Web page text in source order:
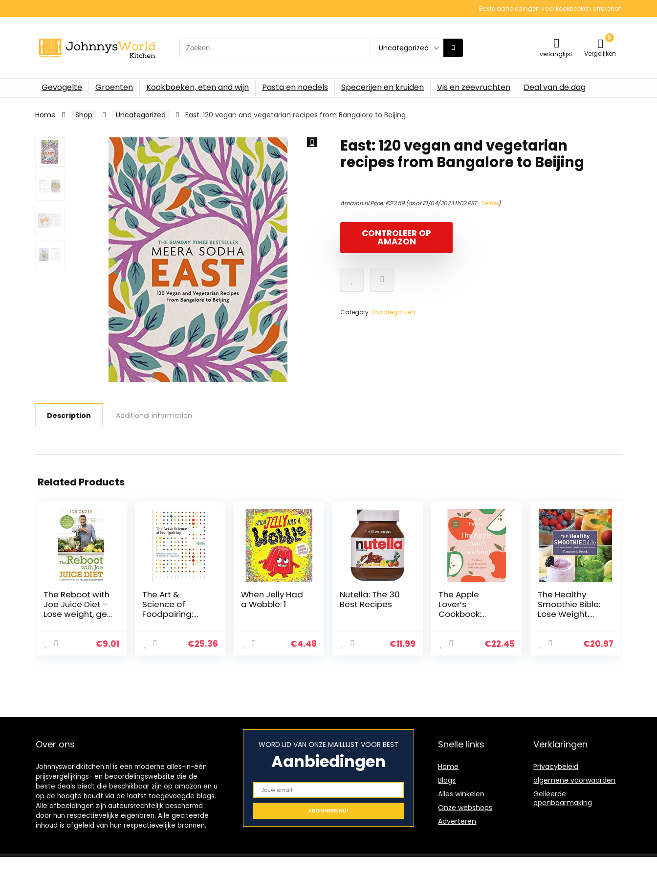
Beste aanbiedingen voor kookboeken afrekenen
Search
for:
Uncategorized
verlanglijst
0
Vergelijken
Gevogelte Groenten Kookboeken, eten and wijn Pasta en noedels Specerijen en kruiden Vis en zeevruchten Deal van de dag
Home Shop Uncategorized East: 120 vegan and vegetarian recipes from Bangalore to Beijing
East: 120 vegan and vegetarian
recipes from Bangalore to Beijing
Amazon.nl Price:€22.59(as of 10/04/2023 11:02 PST-Details)
CONTROLEER OP
AMAZON
Category: Uncategorized
Description Additional information
Related Products
The Reboot with
Joe Juice Diet –
Lose weight, get
seen in the hit€9.01
The Art &
Science of
Foodpairing:
will transform
€25.36
When Jelly Had
a Wobble: 1
€4.48
Nutella: The 30
Best Recipes
€11.99
The Apple
Lover’s
Cookbook:
€22.45
The Healthy
Smoothie Bible:
Lose Weight,
Live Long
€20.97
Over ons
Johnnysworldkitchen.nl is een moderne alles-in-één
prijsvergelijkings- en beoordelingswebsite die de
beste deals biedt die beschikbaar zijn op amazon en u
op de hoogte houdt via de laatst toegevoegde blogs.
Alle afbeeldingen zijn auteursrechtelijk beschermd
door hun respectievelijke eigenaren. Alle geciteerde
inhoud is afgeleid van hun respectievelijke bronnen.
WORD LID VAN ONZE MAILLIJST VOOR BEST
Aanbiedingen
Snelle links
Home
Blogs
Alles winkelen
Onze webshops
Adverteren
Verklaringen
Privacybeleid
algemene voorwaarden
Gelieerde
openbaarmaking